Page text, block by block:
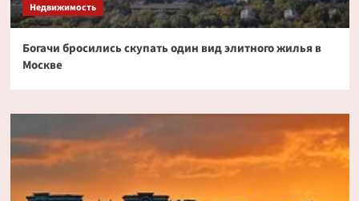
Недвижимость
Богачи бросились скупать один вид элитного жилья в
Москве